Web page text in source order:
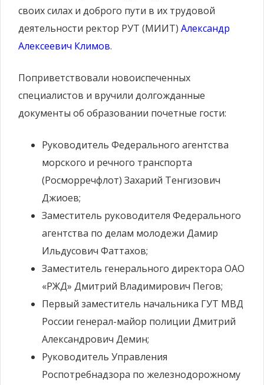
своих силах и доброго пути в их трудовой
деятельности ректор РУТ (МИИТ) Александр
Алексеевич Климов.
Поприветствовали новоиспеченных
специалистов и вручили долгожданные
документы об образовании почетные гости:
Руководитель Федерального агентства
морского и речного транспорта
(Росморречфлот) Захарий Тенгизович
Джиоев;
Заместитель руководителя Федерального
агентства по делам молодежи Дамир
Ильдусович Фаттахов;
Заместитель генерального директора ОАО
«РЖД» Дмитрий Владимирович Пегов;
Первый заместитель начальника ГУТ МВД
России генерал-майор полиции Дмитрий
Александрович Демин;
Руководитель Управления
Роспотребнадзора по железнодорожному